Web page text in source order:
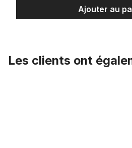
Ajouter au
Les clients ont